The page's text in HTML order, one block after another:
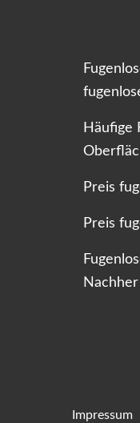
Häufige
Preis
Preis
Nachher
Impressum